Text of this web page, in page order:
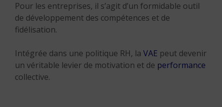
Pour les entreprises, il s’agit d’un formidable outil
de développement des compétences et de
fidélisation.
Intégrée dans une politique RH, la VAE peut devenir
un véritable levier de motivation et de performance
collective.